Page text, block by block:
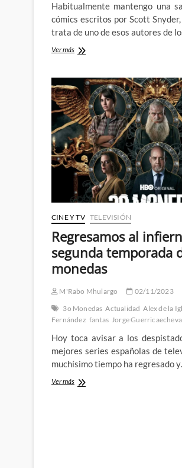
Habitualmente mantengo una
cómics escritos por Scott
trata de uno de esos autores de
Ver másEl
mares
con
el
White
Boat
de
Scott
Snyder
y
Francesco
Francavilla
CINE Y TV TELEVISIÓN
Regresamos al
segunda temporada
monedas
M'Rabo Mhulargo 02/11/2023
3o Monedas Actualidad Alex de la
Fernández fantas Jorge
Hoy toca avisar a los
mejores series españolas de
muchísimo tiempo ha regresado
Ver másRegresamos